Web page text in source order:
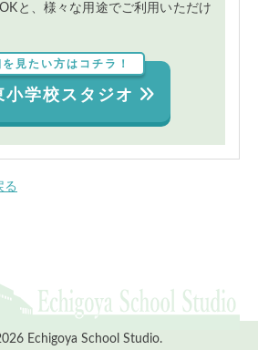
と、様々な用途でご利用いただけ
見たい方はコチラ！
小学校スタジオ
る
Echigoya School Studio.